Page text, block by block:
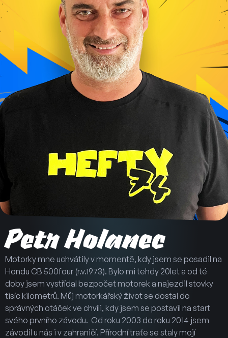
Petr Holanec
Motorky mne uchvátily v momentě, kdy jsem se posadil na
Hondu CB 500four (r.v.1973). Bylo mi tehdy 20let a od té
doby jsem vystřídal bezpočet motorek a najezdil stovky
tisíc kilometrů. Můj motorkářský život se dostal do
správných otáček ve chvíli, kdy jsem se postavil na start
svého prvního závodu. Od roku 2003 do roku 2014 jsem
závodil u nás i v zahraničí. Přírodní traťe se staly mojí